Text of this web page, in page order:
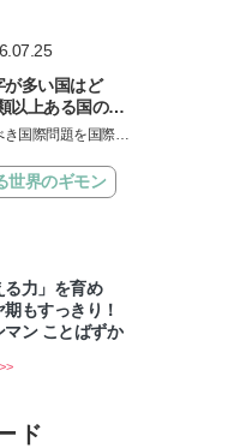
が多い国はど
以上ある国の理
で語る国際問
国際問題を国際政
際問題」。今回
…
世界のギモン
る力」を育め
もすっきり！
ン ことばずか
ド